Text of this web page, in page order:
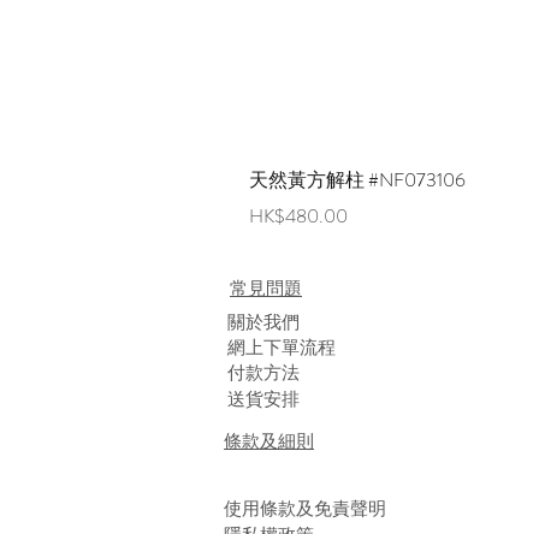
天然黃方解柱 #NF073106
價格
HK$480.00
常見問題
​關於我們
網上下單流程
付款方法
送貨安排
條款及細則
使用條款及免責聲明